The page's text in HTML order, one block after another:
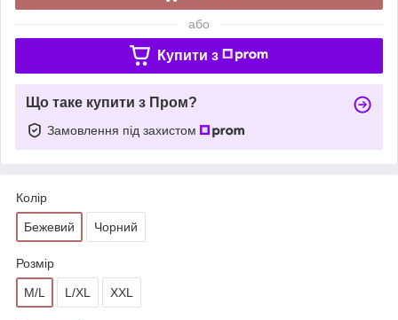
або
Купити з
Що таке купити з Пром?
Замовлення під захистом
Колір
Бежевий Чорний
Розмір
M/L L/XL XXL